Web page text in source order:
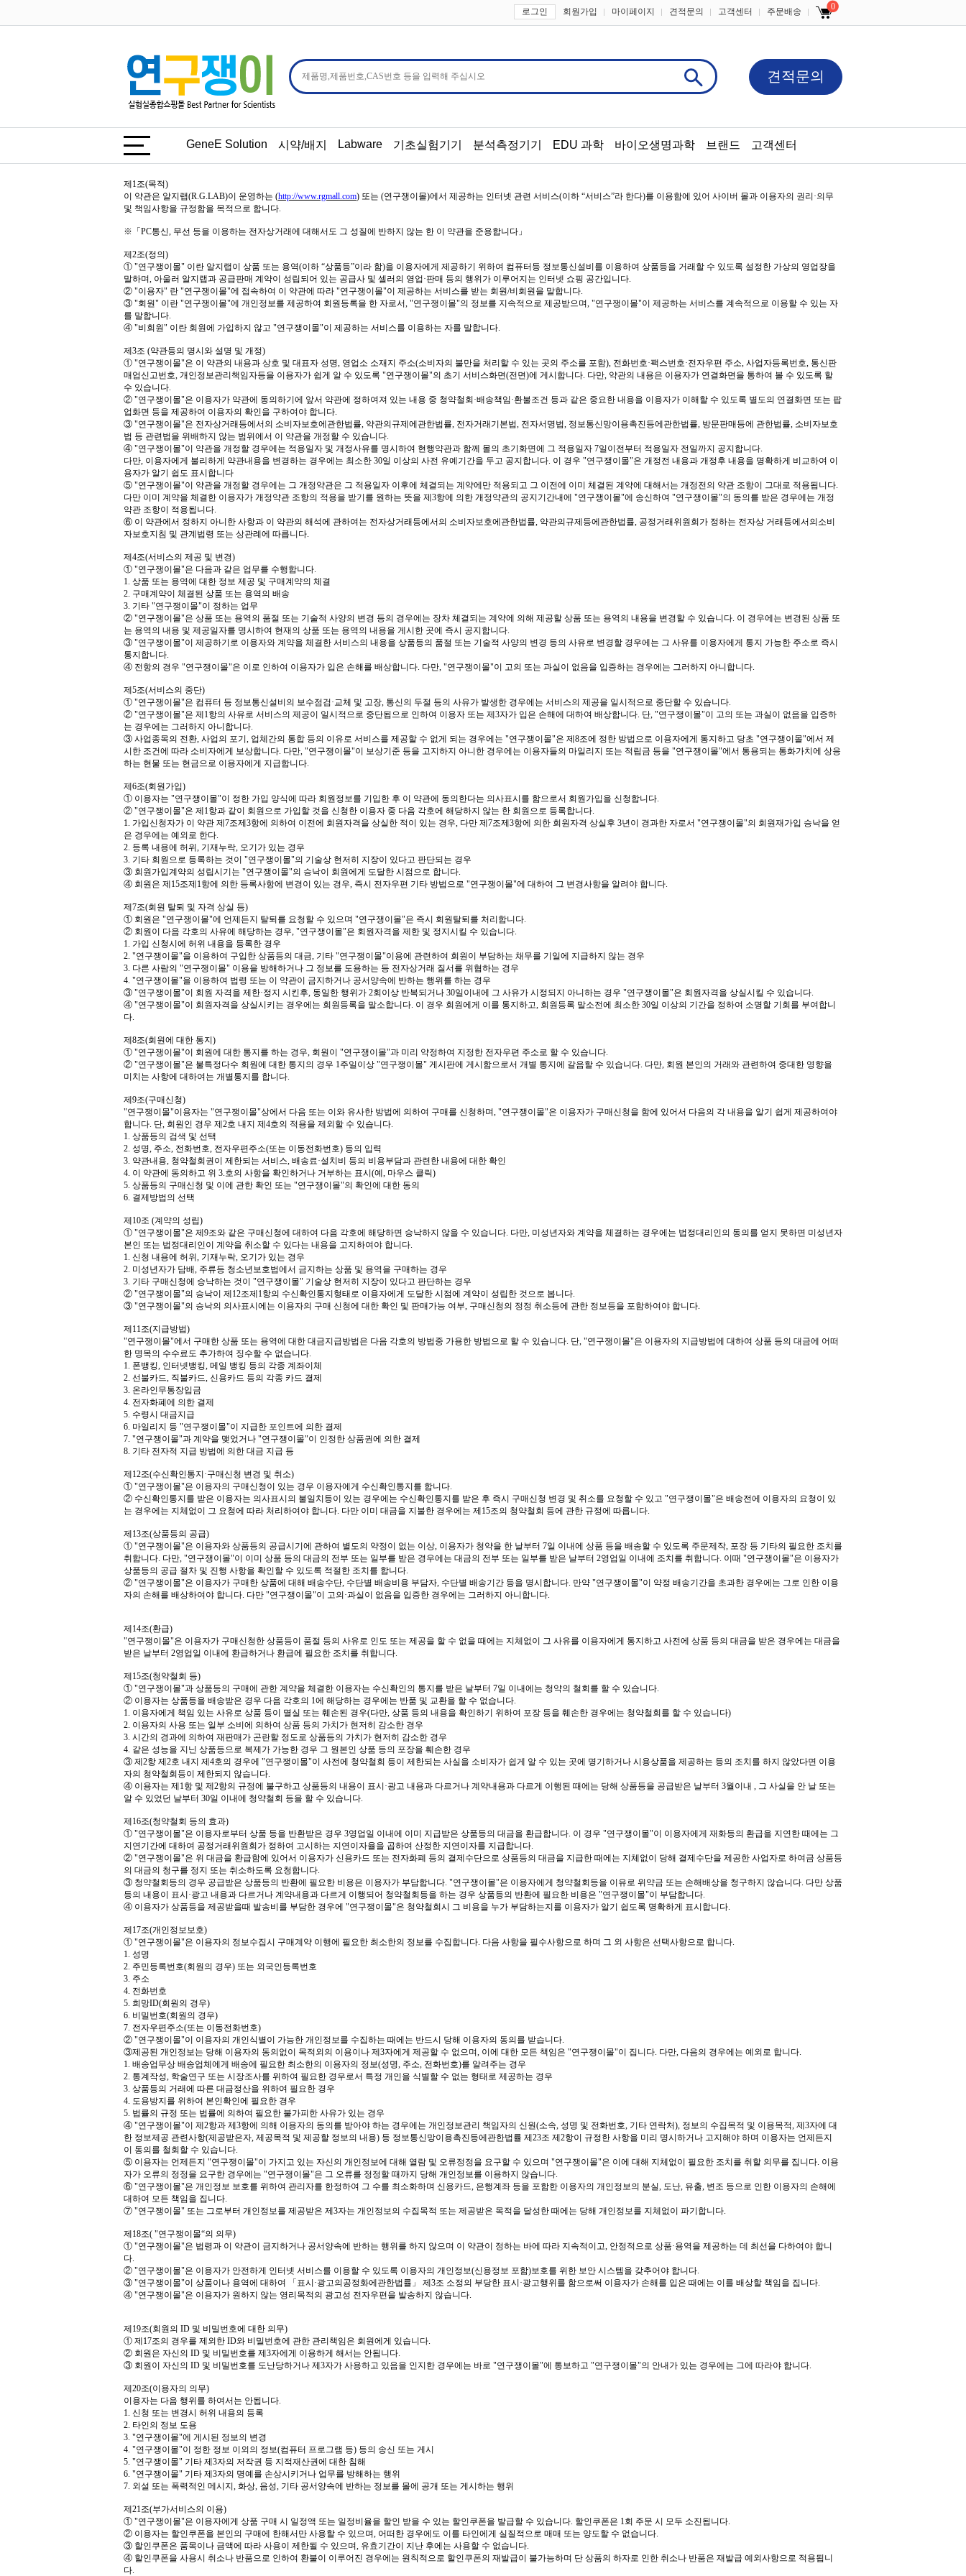
로그인 회원가입 마이페이지 견적문의 고객센터 주문배송 0
견적문의
GeneE Solution 시약/배지 Labware 기초실험기기 분석측정기기 EDU 과학 바이오생명과학 브랜드 고객센터
제 1조(목적)
이 약관은 알지랩(R.G.LAB)이 운영하는 (http://www.rgmall.com) 또는 (연구쟁이몰)에서 제공하는 인터넷 관련 서비스(이하 “서비스”라 한다)를 이용함에 있어 사이버 몰과 이용자의 권리 ·의무
및 책임사항을 규정함을 목적으로 합니다.
※「 PC통신, 무선 등을 이용하는 전자상거래에 대해서도 그 성질에 반하지 않는 한 이 약관을 준용합니다 」
제 2조(정의 )
① "연구쟁이몰" 이란 알지랩이 상품 또는 용역(이하 “상품등”이라 함)을 이용자에게 제공하기 위하여 컴퓨터등 정보통신설비를 이용하여 상품등을 거래할 수 있도록 설정한 가상의 영업장을
말하며, 아울러 알지랩과 공급판매 계약이 성립되어 있는 공급사 및 셀러의 영업 ·판매 등의 행위가 이루어지는 인터넷 쇼핑 공간입니다.
② "이용자" 란 "연구쟁이몰"에 접속하여 이 약관에 따라 "연구쟁이몰"이 제공하는 서비스를 받는 회원/비회원을 말합니다.
③ "회원" 이란 "연구쟁이몰"에 개인정보를 제공하여 회원등록을 한 자로서, "연구쟁이몰"의 정보를 지속적으로 제공받으며, "연구쟁이몰"이 제공하는 서비스를 계속적으로 이용할 수 있는 자
를 말합니다.
④ "비회원" 이란 회원에 가입하지 않고 "연구쟁이몰"이 제공하는 서비스를 이용하는 자를 말합니다.
제 3조 (약관등의 명시와 설명 및 개정)
① "연구쟁이몰"은 이 약관의 내용과 상호 및 대표자 성명, 영업소 소재지 주소(소비자의 불만을 처리할 수 있는 곳의 주소를 포함), 전화번호·팩스번호·전자우편 주소, 사업자등록번호, 통신판
매업신고번호, 개인정보관리책임자등을 이용자가 쉽게 알 수 있도록 "연구쟁이몰"의 초기 서비스화면(전면)에 게시합니다. 다만, 약관의 내용은 이용자가 연결화면을 통하여 볼 수 있도록 할
수 있습니다.
② "연구쟁이몰"은 이용자가 약관에 동의하기에 앞서 약관에 정하여져 있는 내용 중 청약철회 ·배송책임 ·환불조건 등과 같은 중요한 내용을 이용자가 이해할 수 있도록 별도의 연결화면 또는 팝
업화면 등을 제공하여 이용자의 확인을 구하여야 합니다.
③ "연구쟁이몰"은 전자상거래등에서의 소비자보호에관한법률, 약관의규제에관한법률, 전자거래기본법, 전자서명법, 정보통신망이용촉진등에관한법률, 방문판매등에 관한법률, 소비자보호
법 등 관련법을 위배하지 않는 범위에서 이 약관을 개정할 수 있습니다.
④ "연구쟁이몰"이 약관을 개정할 경우에는 적용일자 및 개정사유를 명시하여 현행약관과 함께 몰의 초기화면에 그 적용일자 7일이전부터 적용일자 전일까지 공지합니다.
다만, 이용자에게 불리하게 약관내용을 변경하는 경우에는 최소한 30일 이상의 사전 유예기간을 두고 공지합니다. 이 경우 "연구쟁이몰"은 개정전 내용과 개정후 내용을 명확하게 비교하여 이
용자가 알기 쉽도 표시합니다
⑤ "연구쟁이몰"이 약관을 개정할 경우에는 그 개정약관은 그 적용일자 이후에 체결되는 계약에만 적용되고 그 이전에 이미 체결된 계약에 대해서는 개정전의 약관 조항이 그대로 적용됩니다.
다만 이미 계약을 체결한 이용자가 개정약관 조항의 적용을 받기를 원하는 뜻을 제 3항에 의한 개정약관의 공지기간내에 "연구쟁이몰"에 송신하여 "연구쟁이몰"의 동의를 받은 경우에는 개정
약관 조항이 적용됩니다.
⑥ 이 약관에서 정하지 아니한 사항과 이 약관의 해석에 관하여는 전자상거래등에서의 소비자보호에관한법률, 약관의규제등에관한법률, 공정거래위원회가 정하는 전자상 거래등에서의소비
자보호지침 및 관계법령 또는 상관례에 따릅니다.
제 4조(서비스의 제공 및 변경)
① "연구쟁이몰"은 다음과 같은 업무를 수행합니다.
1. 상품 또는 용역에 대한 정보 제공 및 구매계약의 체결
2. 구매계약이 체결된 상품 또는 용역의 배송
3. 기타 "연구쟁이몰"이 정하는 업무
② "연구쟁이몰"은 상품 또는 용역의 품절 또는 기술적 사양의 변경 등의 경우에는 장차 체결되는 계약에 의해 제공할 상품 또는 용역의 내용을 변경할 수 있습니다. 이 경우에는 변경된 상품 또
는 용역의 내용 및 제공일자를 명시하여 현재의 상품 또는 용역의 내용을 게시한 곳에 즉시 공지합니다.
③ "연구쟁이몰"이 제공하기로 이용자와 계약을 체결한 서비스의 내용을 상품등의 품절 또는 기술적 사양의 변경 등의 사유로 변경할 경우에는 그 사유를 이용자에게 통지 가능한 주소로 즉시
통지합니다.
④ 전항의 경우 "연구쟁이몰"은 이로 인하여 이용자가 입은 손해를 배상합니다. 다만, "연구쟁이몰"이 고의 또는 과실이 없음을 입증하는 경우에는 그러하지 아니합니다.
제 5조(서비스의 중단)
① "연구쟁이몰"은 컴퓨터 등 정보통신설비의 보수점검 ·교체 및 고장, 통신의 두절 등의 사유가 발생한 경우에는 서비스의 제공을 일시적으로 중단할 수 있습니다.
② "연구쟁이몰"은 제 1항의 사유로 서비스의 제공이 일시적으로 중단됨으로 인하여 이용자 또는 제 3자가 입은 손해에 대하여 배상합니다. 단, "연구쟁이몰"이 고의 또는 과실이 없음을 입증하
는 경우에는 그러하지 아니합니다.
③ 사업종목의 전환, 사업의 포기 , 업체간의 통합 등의 이유로 서비스를 제공할 수 없게 되는 경우에는 "연구쟁이몰"은 제 8조에 정한 방법으로 이용자에게 통지하고 당초 "연구쟁이몰"에서 제
시한 조건에 따라 소비자에게 보상합니다. 다만, "연구쟁이몰"이 보상기준 등을 고지하지 아니한 경우에는 이용자들의 마일리지 또는 적립금 등을 "연구쟁이몰"에서 통용되는 통화가치에 상응
하는 현물 또는 현금으로 이용자에게 지급합니다.
제 6조(회원가입)
① 이용자는 "연구쟁이몰"이 정한 가입 양식에 따라 회원정보를 기입한 후 이 약관에 동의한다는 의사표시를 함으로서 회원가입을 신청합니다.
② "연구쟁이몰"은 제 1항과 같이 회원으로 가입할 것을 신청한 이용자 중 다음 각호에 해당하지 않는 한 회원으로 등록합니다.
1. 가입신청자가 이 약관 제 7조제 3항에 의하여 이전에 회원자격을 상실한 적이 있는 경우, 다만 제 7조제 3항에 의한 회원자격 상실후 3년이 경과한 자로서 "연구쟁이몰"의 회원재가입 승낙을 얻
은 경우에는 예외로 한다.
2. 등록 내용에 허위 , 기재누락, 오기가 있는 경우
3. 기타 회원으로 등록하는 것이 "연구쟁이몰"의 기술상 현저히 지장이 있다고 판단되는 경우
③ 회원가입계약의 성립시기는 "연구쟁이몰"의 승낙이 회원에게 도달한 시점으로 합니다.
④ 회원은 제 15조제 1항에 의한 등록사항에 변경이 있는 경우, 즉시 전자우편 기타 방법으로 "연구쟁이몰"에 대하여 그 변경사항을 알려야 합니다.
제 7조(회원 탈퇴 및 자격 상실 등)
① 회원은 "연구쟁이몰"에 언제든지 탈퇴를 요청할 수 있으며 "연구쟁이몰"은 즉시 회원탈퇴를 처리합니다.
② 회원이 다음 각호의 사유에 해당하는 경우, "연구쟁이몰"은 회원자격을 제한 및 정지시킬 수 있습니다.
1. 가입 신청시에 허위 내용을 등록한 경우
2. "연구쟁이몰"을 이용하여 구입한 상품등의 대금, 기타 "연구쟁이몰"이용에 관련하여 회원이 부담하는 채무를 기일에 지급하지 않는 경우
3. 다른 사람의 "연구쟁이몰" 이용을 방해하거나 그 정보를 도용하는 등 전자상거래 질서를 위협하는 경우
4. "연구쟁이몰"을 이용하여 법령 또는 이 약관이 금지하거나 공서양속에 반하는 행위를 하는 경우
③ "연구쟁이몰"이 회원 자격을 제한·정지 시킨후, 동일한 행위가 2회이상 반복되거나 30일이내에 그 사유가 시정되지 아니하는 경우 "연구쟁이몰"은 회원자격을 상실시킬 수 있습니다.
④ "연구쟁이몰"이 회원자격을 상실시키는 경우에는 회원등록을 말소합니다. 이 경우 회원에게 이를 통지하고, 회원등록 말소전에 최소한 30일 이상의 기간을 정하여 소명할 기회를 부여합니
다.
제 8조(회원에 대한 통지 )
① "연구쟁이몰"이 회원에 대한 통지를 하는 경우, 회원이 "연구쟁이몰"과 미리 약정하여 지정한 전자우편 주소로 할 수 있습니다.
② "연구쟁이몰"은 불특정다수 회원에 대한 통지의 경우 1주일이상 "연구쟁이몰" 게시판에 게시함으로서 개별 통지에 갈음할 수 있습니다. 다만, 회원 본인의 거래와 관련하여 중대한 영향을
미치는 사항에 대하여는 개별통지를 합니다.
제 9조(구매신청)
"연구쟁이몰"이용자는 "연구쟁이몰"상에서 다음 또는 이와 유사한 방법에 의하여 구매를 신청하며, "연구쟁이몰"은 이용자가 구매신청을 함에 있어서 다음의 각 내용을 알기 쉽게 제공하여야
합니다. 단, 회원인 경우 제 2호 내지 제 4호의 적용을 제외할 수 있습니다.
1. 상품등의 검색 및 선택
2. 성명, 주소, 전화번호, 전자우편주소(또는 이동전화번호) 등의 입력
3. 약관내용, 청약철회권이 제한되는 서비스, 배송료·설치비 등의 비용부담과 관련한 내용에 대한 확인
4. 이 약관에 동의하고 위 3.호의 사항을 확인하거나 거부하는 표시 (예 , 마우스 클릭)
5. 상품등의 구매신청 및 이에 관한 확인 또는 "연구쟁이몰"의 확인에 대한 동의
6. 결제방법의 선택
제 10조 (계약의 성립)
① "연구쟁이몰"은 제 9조와 같은 구매신청에 대하여 다음 각호에 해당하면 승낙하지 않을 수 있습니다. 다만, 미성년자와 계약을 체결하는 경우에는 법정대리인의 동의를 얻지 못하면 미성년자
본인 또는 법정대리인이 계약을 취소할 수 있다는 내용을 고지하여야 합니다.
1. 신청 내용에 허위 , 기재누락, 오기가 있는 경우
2. 미성년자가 담배, 주류등 청소년보호법에서 금지하는 상품 및 용역을 구매하는 경우
3. 기타 구매신청에 승낙하는 것이 "연구쟁이몰" 기술상 현저히 지장이 있다고 판단하는 경우
② "연구쟁이몰"의 승낙이 제 12조제 1항의 수신확인통지형태로 이용자에게 도달한 시점에 계약이 성립한 것으로 봅니다.
③ "연구쟁이몰"의 승낙의 의사표시에는 이용자의 구매 신청에 대한 확인 및 판매가능 여부, 구매신청의 정정 취소등에 관한 정보등을 포함하여야 합니다.
제 11조(지급방법)
"연구쟁이몰"에서 구매한 상품 또는 용역에 대한 대금지급방법은 다음 각호의 방법중 가용한 방법으로 할 수 있습니다. 단, "연구쟁이몰"은 이용자의 지급방법에 대하여 상품 등의 대금에 어떠
한 명목의 수수료도 추가하여 징수할 수 없습니다.
1. 폰뱅킹, 인터넷뱅킹, 메일 뱅킹 등의 각종 계좌이체
2. 선불카드, 직불카드, 신용카드 등의 각종 카드 결제
3. 온라인무통장입금
4. 전자화폐에 의한 결제
5. 수령시 대금지급
6. 마일리지 등 "연구쟁이몰"이 지급한 포인트에 의한 결제
7. "연구쟁이몰"과 계약을 맺었거나 "연구쟁이몰"이 인정한 상품권에 의한 결제
8. 기타 전자적 지급 방법에 의한 대금 지급 등
제 12조(수신확인통지 ·구매신청 변경 및 취소)
① "연구쟁이몰"은 이용자의 구매신청이 있는 경우 이용자에게 수신확인통지를 합니다.
② 수신확인통지를 받은 이용자는 의사표시의 불일치등이 있는 경우에는 수신확인통지를 받은 후 즉시 구매신청 변경 및 취소를 요청할 수 있고 "연구쟁이몰"은 배송전에 이용자의 요청이 있
는 경우에는 지체없이 그 요청에 따라 처리하여야 합니다. 다만 이미 대금을 지불한 경우에는 제 15조의 청약철회 등에 관한 규정에 따릅니다.
제 13조(상품등의 공급)
① "연구쟁이몰"은 이용자와 상품등의 공급시기에 관하여 별도의 약정이 없는 이상, 이용자가 청약을 한 날부터 7일 이내에 상품 등을 배송할 수 있도록 주문제작, 포장 등 기타의 필요한 조치를
취합니다. 다만, "연구쟁이몰"이 이미 상품 등의 대금의 전부 또는 일부를 받은 경우에는 대금의 전부 또는 일부를 받은 날부터 2영업일 이내에 조치를 취합니다. 이때 "연구쟁이몰"은 이용자가
상품등의 공급 절차 및 진행 사항을 확인할 수 있도록 적절한 조치를 합니다.
② "연구쟁이몰"은 이용자가 구매한 상품에 대해 배송수단, 수단별 배송비용 부담자, 수단별 배송기간 등을 명시합니다. 만약 "연구쟁이몰"이 약정 배송기간을 초과한 경우에는 그로 인한 이용
자의 손해를 배상하여야 합니다. 다만 "연구쟁이몰"이 고의 ·과실이 없음을 입증한 경우에는 그러하지 아니합니다.
제 14조(환급)
"연구쟁이몰"은 이용자가 구매신청한 상품등이 품절 등의 사유로 인도 또는 제공을 할 수 없을 때에는 지체없이 그 사유를 이용자에게 통지하고 사전에 상품 등의 대금을 받은 경우에는 대금을
받은 날부터 2영업일 이내에 환급하거나 환급에 필요한 조치를 취합니다.
제 15조(청약철회 등)
① "연구쟁이몰"과 상품등의 구매에 관한 계약을 체결한 이용자는 수신확인의 통지를 받은 날부터 7일 이내에는 청약의 철회를 할 수 있습니다.
② 이용자는 상품등을 배송받은 경우 다음 각호의 1에 해당하는 경우에는 반품 및 교환을 할 수 없습니다.
1. 이용자에게 책임 있는 사유로 상품 등이 멸실 또는 훼손된 경우(다만, 상품 등의 내용을 확인하기 위하여 포장 등을 훼손한 경우에는 청약철회를 할 수 있습니다)
2. 이용자의 사용 또는 일부 소비에 의하여 상품 등의 가치가 현저히 감소한 경우
3. 시간의 경과에 의하여 재판매가 곤란할 정도로 상품등의 가치가 현저히 감소한 경우
4. 같은 성능을 지닌 상품등으로 복제가 가능한 경우 그 원본인 상품 등의 포장을 훼손한 경우
③ 제 2항 제 2호 내지 제 4호의 경우에 "연구쟁이몰"이 사전에 청약철회 등이 제한되는 사실을 소비자가 쉽게 알 수 있는 곳에 명기하거나 시용상품을 제공하는 등의 조치를 하지 않았다면 이용
자의 청약철회등이 제한되지 않습니다.
④ 이용자는 제 1항 및 제 2항의 규정에 불구하고 상품등의 내용이 표시 ·광고 내용과 다르거나 계약내용과 다르게 이행된 때에는 당해 상품등을 공급받은 날부터 3월이내 , 그 사실을 안 날 또는
알 수 있었던 날부터 30일 이내에 청약철회 등을 할 수 있습니다.
제 16조(청약철회 등의 효과)
① "연구쟁이몰"은 이용자로부터 상품 등을 반환받은 경우 3영업일 이내에 이미 지급받은 상품등의 대금을 환급합니다. 이 경우 "연구쟁이몰"이 이용자에게 재화등의 환급을 지연한 때에는 그
지연기간에 대하여 공정거래위원회가 정하여 고시하는 지연이자율을 곱하여 산정한 지연이자를 지급합니다.
② "연구쟁이몰"은 위 대금을 환급함에 있어서 이용자가 신용카드 또는 전자화폐 등의 결제수단으로 상품등의 대금을 지급한 때에는 지체없이 당해 결제수단을 제공한 사업자로 하여금 상품등
의 대금의 청구를 정지 또는 취소하도록 요청합니다.
③ 청약철회등의 경우 공급받은 상품등의 반환에 필요한 비용은 이용자가 부담합니다. "연구쟁이몰"은 이용자에게 청약철회등을 이유로 위약금 또는 손해배상을 청구하지 않습니다. 다만 상품
등의 내용이 표시 ·광고 내용과 다르거나 계약내용과 다르게 이행되어 청약철회등을 하는 경우 상품등의 반환에 필요한 비용은 "연구쟁이몰"이 부담합니다.
④ 이용자가 상품등을 제공받을때 발송비를 부담한 경우에 "연구쟁이몰"은 청약철회시 그 비용을 누가 부담하는지를 이용자가 알기 쉽도록 명확하게 표시합니다.
제 17조(개인정보보호)
① "연구쟁이몰"은 이용자의 정보수집시 구매계약 이행에 필요한 최소한의 정보를 수집합니다. 다음 사항을 필수사항으로 하며 그 외 사항은 선택사항으로 합니다.
1. 성명
2. 주민등록번호(회원의 경우) 또는 외국인등록번호
3. 주소
4. 전화번호
5. 희망ID(회원의 경우)
6. 비밀번호(회원의 경우)
7. 전자우편주소(또는 이동전화번호)
② "연구쟁이몰"이 이용자의 개인식별이 가능한 개인정보를 수집하는 때에는 반드시 당해 이용자의 동의를 받습니다.
③제공된 개인정보는 당해 이용자의 동의없이 목적외의 이용이나 제 3자에게 제공할 수 없으며, 이에 대한 모든 책임은 "연구쟁이몰"이 집니다. 다만, 다음의 경우에는 예외로 합니다.
1. 배송업무상 배송업체에게 배송에 필요한 최소한의 이용자의 정보(성명, 주소, 전화번호)를 알려주는 경우
2. 통계작성, 학술연구 또는 시장조사를 위하여 필요한 경우로서 특정 개인을 식별할 수 없는 형태로 제공하는 경우
3. 상품등의 거래에 따른 대금정산을 위하여 필요한 경우
4. 도용방지를 위하여 본인확인에 필요한 경우
5. 법률의 규정 또는 법률에 의하여 필요한 불가피한 사유가 있는 경우
④ "연구쟁이몰"이 제 2항과 제 3항에 의해 이용자의 동의를 받아야 하는 경우에는 개인정보관리 책임자의 신원(소속, 성명 및 전화번호, 기타 연락처), 정보의 수집목적 및 이용목적, 제 3자에 대
한 정보제공 관련사항(제공받은자, 제공목적 및 제공할 정보의 내용) 등 정보통신망이용촉진등에관한법률 제 23조 제 2항이 규정한 사항을 미리 명시하거나 고지해야 하며 이용자는 언제든지
이 동의를 철회할 수 있습니다.
⑤ 이용자는 언제든지 "연구쟁이몰"이 가지고 있는 자신의 개인정보에 대해 열람 및 오류정정을 요구할 수 있으며 "연구쟁이몰"은 이에 대해 지체없이 필요한 조치를 취할 의무를 집니다. 이용
자가 오류의 정정을 요구한 경우에는 "연구쟁이몰"은 그 오류를 정정할 때까지 당해 개인정보를 이용하지 않습니다.
⑥ "연구쟁이몰"은 개인정보 보호를 위하여 관리자를 한정하여 그 수를 최소화하며 신용카드, 은행계좌 등을 포함한 이용자의 개인정보의 분실, 도난, 유출, 변조 등으로 인한 이용자의 손해에
대하여 모든 책임을 집니다.
⑦ "연구쟁이몰" 또는 그로부터 개인정보를 제공받은 제 3자는 개인정보의 수집목적 또는 제공받은 목적을 달성한 때에는 당해 개인정보를 지체없이 파기합니다.
제 18조( "연구쟁이몰“의 의무)
① "연구쟁이몰"은 법령과 이 약관이 금지하거나 공서양속에 반하는 행위를 하지 않으며 이 약관이 정하는 바에 따라 지속적이고, 안정적으로 상품·용역을 제공하는 데 최선을 다하여야 합니
다.
② "연구쟁이몰"은 이용자가 안전하게 인터넷 서비스를 이용할 수 있도록 이용자의 개인정보(신용정보 포함)보호를 위한 보안 시스템을 갖추어야 합니다.
③ "연구쟁이몰"이 상품이나 용역에 대하여 「 표시 ·광고의공정화에관한법률 」 제 3조 소정의 부당한 표시 ·광고행위를 함으로써 이용자가 손해를 입은 때에는 이를 배상할 책임을 집니다.
④ "연구쟁이몰"은 이용자가 원하지 않는 영리목적의 광고성 전자우편을 발송하지 않습니다.
제 19조(회원의 ID 및 비밀번호에 대한 의무)
① 제 17조의 경우를 제외한 ID와 비밀번호에 관한 관리책임은 회원에게 있습니다.
② 회원은 자신의 ID 및 비밀번호를 제 3자에게 이용하게 해서는 안됩니다.
③ 회원이 자신의 ID 및 비밀번호를 도난당하거나 제 3자가 사용하고 있음을 인지한 경우에는 바로 "연구쟁이몰"에 통보하고 "연구쟁이몰"의 안내가 있는 경우에는 그에 따라야 합니다.
제 20조(이용자의 의무)
이용자는 다음 행위를 하여서는 안됩니다.
1. 신청 또는 변경시 허위 내용의 등록
2. 타인의 정보 도용
3. "연구쟁이몰"에 게시된 정보의 변경
4. "연구쟁이몰"이 정한 정보 이외의 정보(컴퓨터 프로그램 등) 등의 송신 또는 게시
5. "연구쟁이몰" 기타 제 3자의 저작권 등 지적재산권에 대한 침해
6. "연구쟁이몰" 기타 제 3자의 명예를 손상시키거나 업무를 방해하는 행위
7. 외설 또는 폭력적인 메시지 , 화상, 음성, 기타 공서양속에 반하는 정보를 몰에 공개 또는 게시하는 행위
제 21조(부가서비스의 이용)
① "연구쟁이몰"은 이용자에게 상품 구매 시 일정액 또는 일정비율을 할인 받을 수 있는 할인쿠폰을 발급할 수 있습니다. 할인쿠폰은 1회 주문 시 모두 소진됩니다.
② 이용자는 할인쿠폰을 본인의 구매에 한해서만 사용할 수 있으며, 어떠한 경우에도 이를 타인에게 실질적으로 매매 또는 양도할 수 없습니다.
③ 할인쿠폰은 품목이나 금액에 따라 사용이 제한될 수 있으며, 유효기간이 지난 후에는 사용할 수 없습니다.
④ 할인쿠폰을 사용시 취소나 반품으로 인하여 환불이 이루어진 경우에는 원칙적으로 할인쿠폰의 재발급이 불가능하며 단 상품의 하자로 인한 취소나 반품은 재발급 예외사항으로 적용됩니
다.